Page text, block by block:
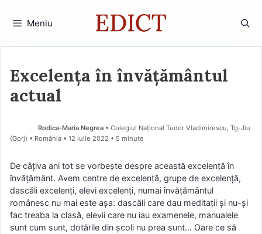
Meniu
Excelența în învățământul
actual
Rodica-Maria Negrea • Colegiul Național Tudor Vladimirescu, Tg-Jiu
(Gorj) • România
12 iulie 2022 • 5 minute
De câțiva ani tot se vorbește despre această excelență în
învățământ. Avem centre de excelență, grupe de excelență,
dascăli excelenți, elevi excelenți, numai învățământul
românesc nu mai este așa: dascăli care dau meditații și nu-și
fac treaba la clasă, elevii care nu iau examenele, manualele
sunt cum sunt, dotările din școli nu prea sunt… Oare ce să